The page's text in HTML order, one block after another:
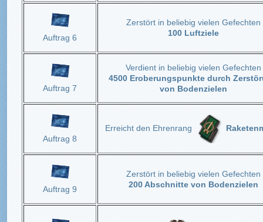
Auftrag 6
Zerstört in beliebig vielen Gefechten
100 Luftziele
Auftrag 7
Verdient in beliebig vielen Gefechten
4500 Eroberungspunkte durch
von Bodenzielen
Auftrag 8
Erreicht den Ehrenrang
Auftrag 9
Zerstört in beliebig vielen Gefechten
200 Abschnitte von Bodenzielen